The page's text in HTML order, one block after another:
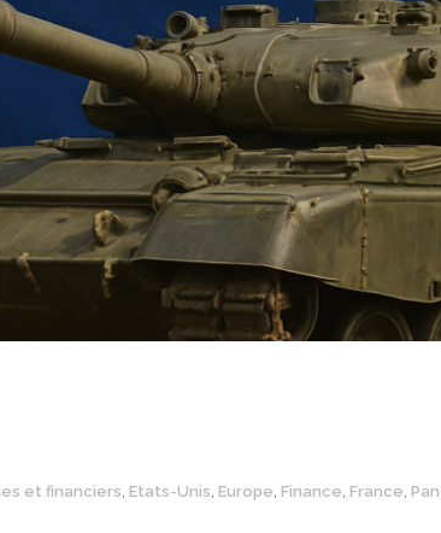
et financiers Etats-Unis Europe Finance France